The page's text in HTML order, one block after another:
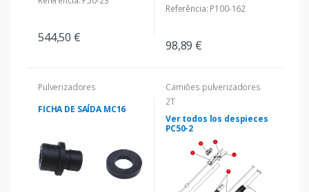
544,50 €
Referência: P100-162
98,89 €
Pulverizadores
FICHA DE SAÍDA MC16
Camiões pulverizadores
2T
Ver todos los despieces
PC50-2